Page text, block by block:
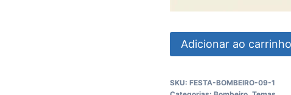
Festa
Bombeiro
Adicionar ao carrinho
SKU: FESTA-BOMBEIRO-09-1